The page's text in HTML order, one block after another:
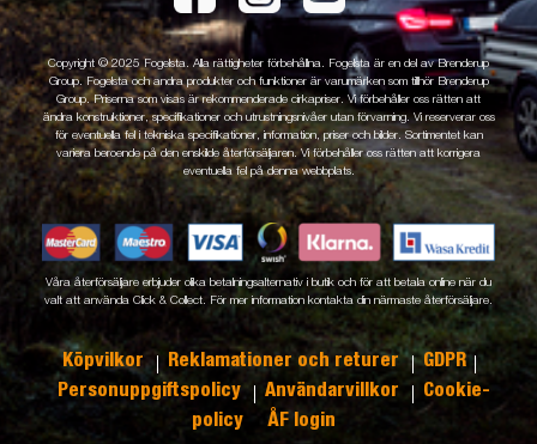
Copyright © 2025 Fogelsta. Alla rättigheter förbehållna. Fogelsta är en del av Brenderup
Group. Fogelsta och andra produkter och funktioner är varumärken som tillhör Brenderup
Group. Priserna som visas är rekommenderade cirkapriser. Vi förbehåller oss rätten att
ändra konstruktioner, specifikationer och utrustningsnivåer utan förvarning. Vi reserverar oss
för eventuella fel i tekniska specifikationer, information, priser och bilder. Sortimentet kan
variera beroende på den enskilde återförsäljaren. Vi förbehåller oss rätten att korrigera
eventuella fel på denna webbplats.
Våra återförsäljare erbjuder olika betalningsalternativ i butik och för att betala online när du
valt att använda Click & Collect. För mer information kontakta din närmaste återförsäljare.
Köpvilkor Reklamationer och returer
GDPR
Personuppgiftspolicy
Användarvillkor
Cookie-
policy
ÅF login